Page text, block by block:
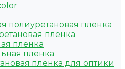
полиуретановая пленка
пленка
пленка
пленка
пленка для оптики